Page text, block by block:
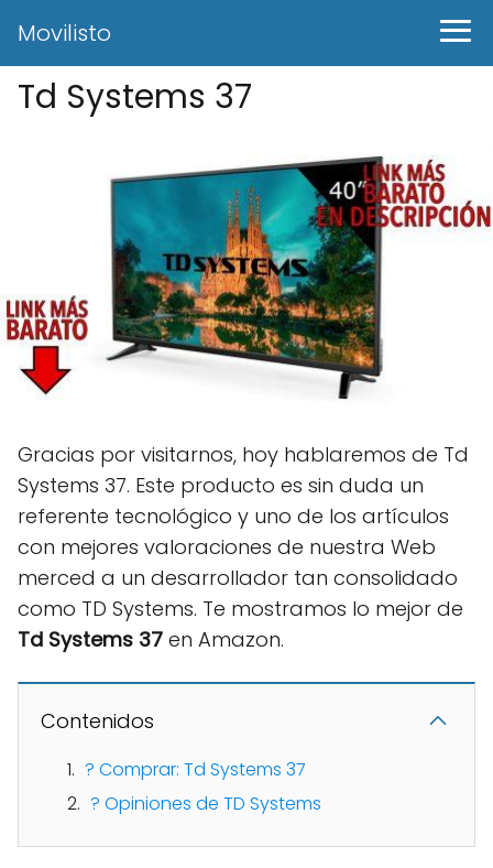
Movilisto
Td Systems 37
Gracias por visitarnos, hoy hablaremos de Td
Systems 37. Este producto es sin duda un
referente tecnológico y uno de los artículos
con mejores valoraciones de nuestra Web
merced a un desarrollador tan consolidado
como TD Systems. Te mostramos lo mejor de
Td Systems 37 en Amazon.
Contenidos
? Comprar: Td Systems 37
? Opiniones de TD Systems